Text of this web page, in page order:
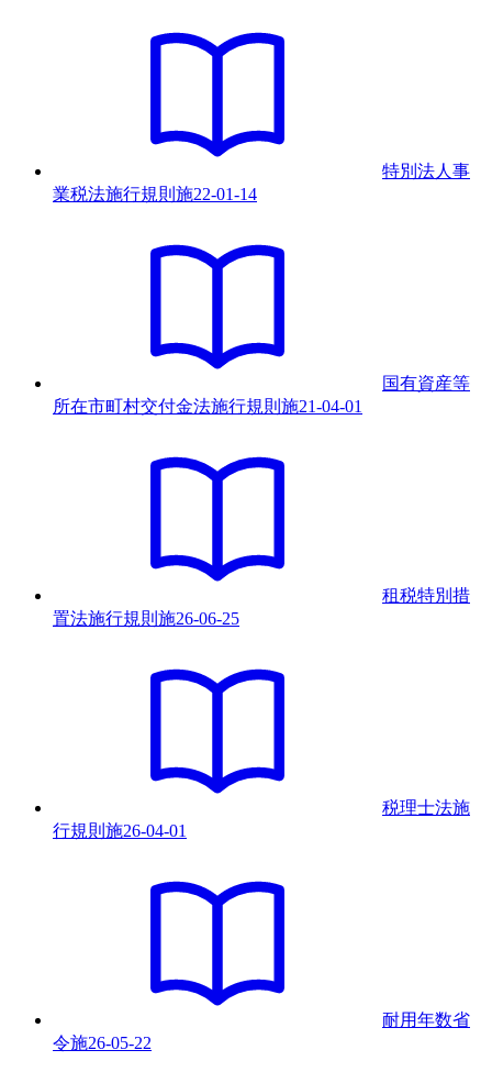
特別法人事
業税法施行規則 施22-01-14
国有資産等
所在市町村交付金法施行規則 施21-04-01
租税特別措
置法施行規則 施26-06-25
税理士法施
行規則 施26-04-01
耐用年数省
令施26-05-22